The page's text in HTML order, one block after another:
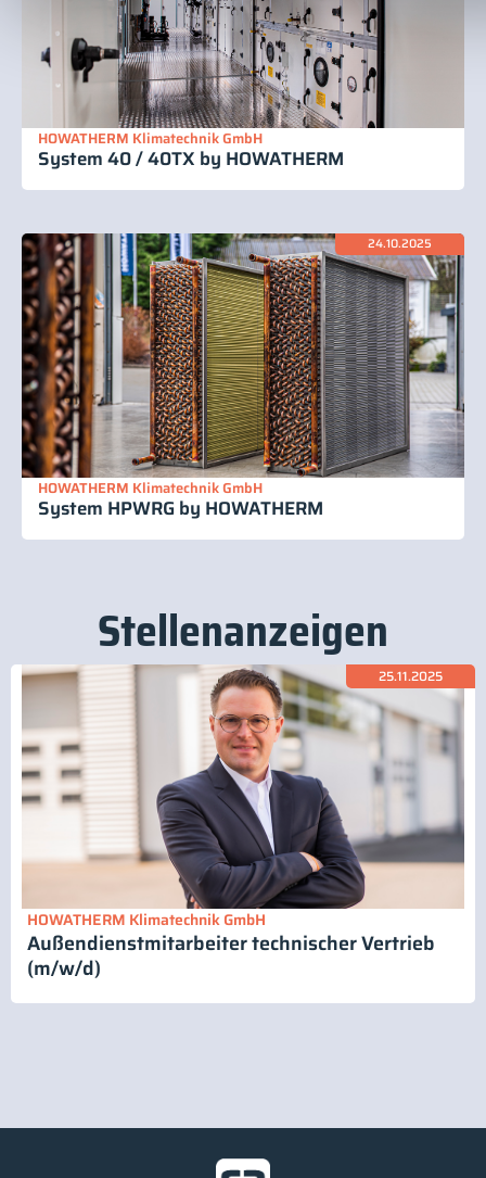
HOWATHERM Klimatechnik GmbH
System 40 / 40TX by HOWATHERM
24.10.2025
HOWATHERM Klimatechnik GmbH
System HPWRG by HOWATHERM
Stellenanzeigen
25.11.2025
HOWATHERM Klimatechnik GmbH
Außendienstmitarbeiter technischer Vertrieb
(m/w/d)